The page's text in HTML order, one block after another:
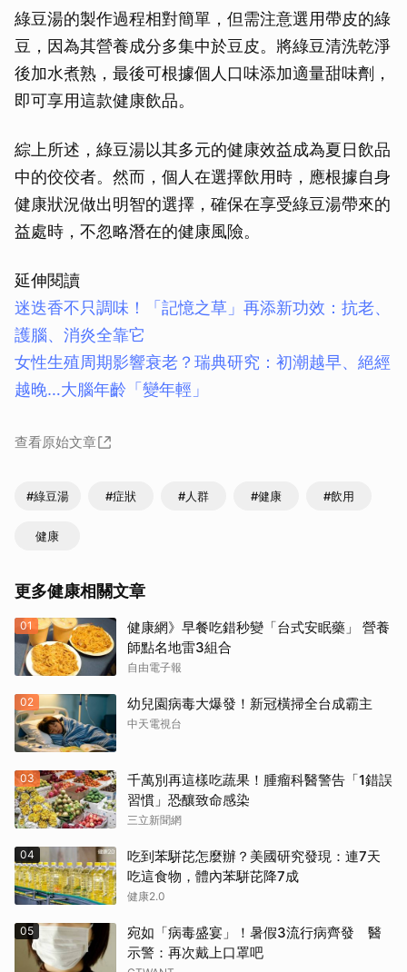
綠豆湯的製作過程相對簡單，但需注意選用帶皮的綠
豆，因為其營養成分多集中於豆皮。將綠豆清洗乾淨
後加水煮熟，最後可根據個人口味添加適量甜味劑，
即可享用這款健康飲品。
綜上所述，綠豆湯以其多元的健康效益成為夏日飲品
中的佼佼者。然而，個人在選擇飲用時，應根據自身
健康狀況做出明智的選擇，確保在享受綠豆湯帶來的
益處時，不忽略潛在的健康風險。
延伸閱讀
迷迭香不只調味！「記憶之草」再添新功效：抗老、
護腦、消炎全靠它
女性生殖周期影響衰老？瑞典研究：初潮越早、絕經
越晚…大腦年齡「變年輕」
查看原始文章
#綠豆湯 #症狀 #人群 #健康 #飲用
健康
更多健康相關文章
01
健康網》早餐吃錯秒變「台式安眠藥」 營養
師點名地雷3組合
自由電子報
02 幼兒園病毒大爆發！新冠橫掃全台成霸主
中天電視台
03
千萬別再這樣吃蔬果！腫瘤科醫警告「1錯誤
習慣」恐釀致命感染
三立新聞網
04
吃到苯駢芘怎麼辦？美國研究發現：連7天
吃這食物，體內苯駢芘降7成
健康2.0
05
宛如「病毒盛宴」！暑假3流行病齊發 醫
示警：再次戴上口罩吧